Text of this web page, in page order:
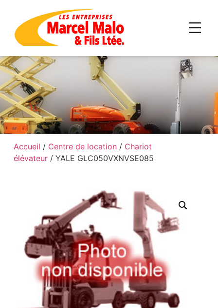
Accueil / Centre de location/ Chariot
élévateur/ YALE GLC050VXNVSE085